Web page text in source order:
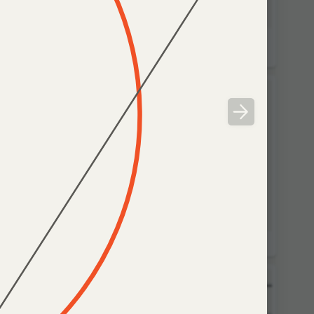
Параболическое решето
Правильные многогранники